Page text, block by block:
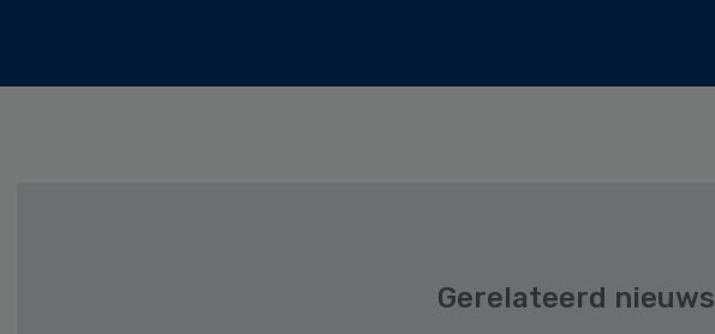
Gerelateerd nieuws